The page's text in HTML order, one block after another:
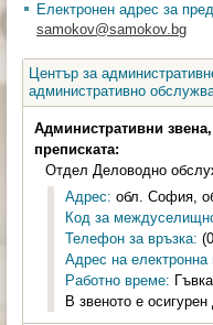
Електронен адрес за
samokov@samokov.bg
Център за
административно
Административни
преписката:
Отдел Деловодно
Адрес: обл. София,
Код за
Телефон за връзка:
Адрес на
Работно време:
В звеното е